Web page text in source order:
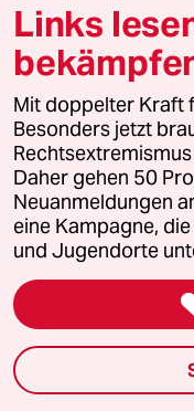
© 2026 taz Verlags
Alle Rechte vorbehalten.
wenden Sie sich bitte an
Feedback
Leitlinie Informant
Seitenwende
Links
Mit doppelter Kraft
Besonders jetzt
Daher gehen 50
Neuanmeldungen
eine Kampagne,
und Jugendorte